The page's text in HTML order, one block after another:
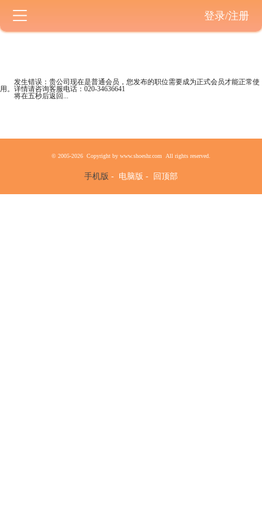
登录/注册
发生错误：贵公司现在是普通会员 ，您发布的职位需要成为正式会员才能正常使
用。详情请咨询客服电话： 020-34636641
将在五秒后返回...
© 2005-2026 Copyright by www.shoeshr.com All rights reserved.
手机版 - 电脑版 - 回顶部